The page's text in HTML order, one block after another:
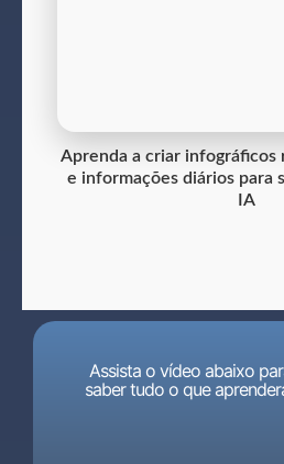
Aprenda a criar infográficos
e informações diários para
IA
Assista o vídeo abaixo
saber tudo o que